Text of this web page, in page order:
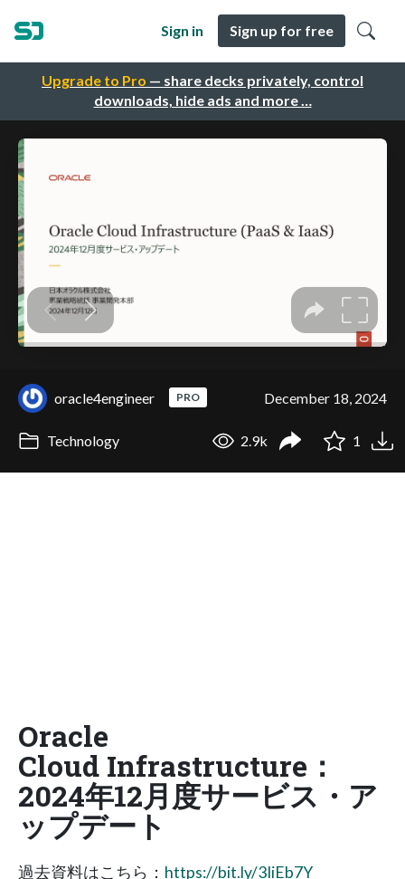
Upgrade to Pro — share decks privately, control
downloads, hide ads and more …
Sign in Sign up for free
oracle4engineer PRO December 18, 2024
Technology 2.9k 1
Oracle
Cloud Infrastructure：
2024年12月度サービス・ア
ップデート
過去資料はこちら： https://bit.ly/3IiEb7Y